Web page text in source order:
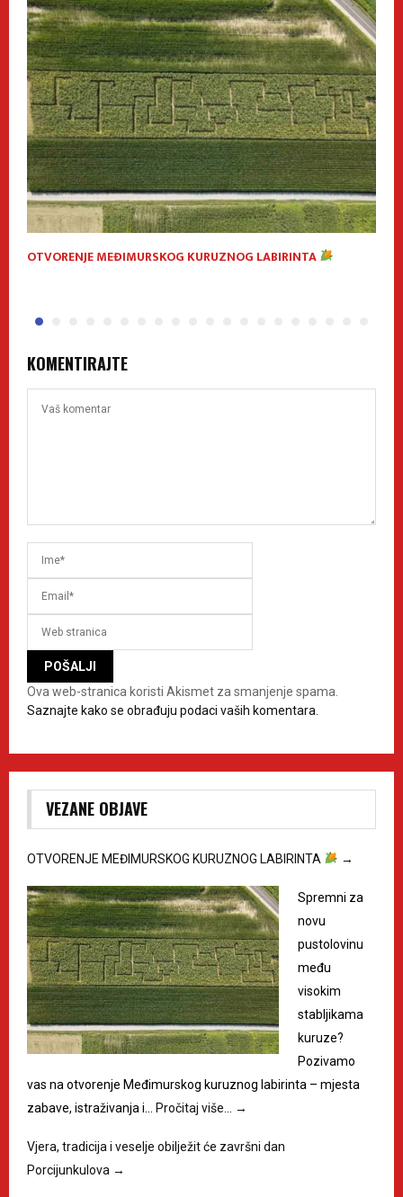
OTVORENJE MEĐIMURSKOG KURUZNOG LABIRINTA
KOMENTIRAJTE
Ova web-stranica koristi Akismet za smanjenje spama.
Saznajte kako se obrađuju podaci vaših komentara.
VEZANE OBJAVE
OTVORENJE MEĐIMURSKOG KURUZNOG LABIRINTA →
Spremni za
novu
pustolovinu
među
visokim
stabljikama
kuruze?
Pozivamo
vas na otvorenje Međimurskog kuruznog labirinta – mjesta
zabave, istraživanja i…
Pročitaj više… →
Vjera, tradicija i veselje obilježit će završni dan
Porcijunkulova →